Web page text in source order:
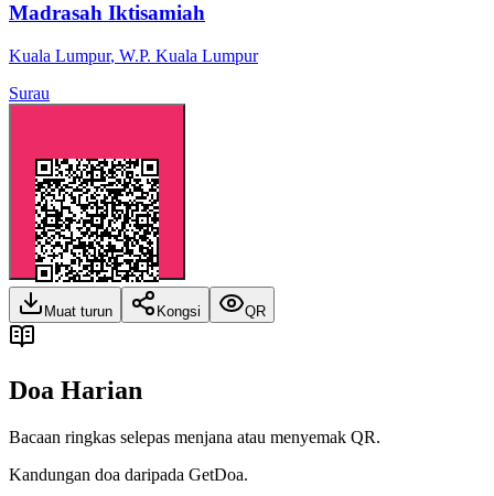
Madrasah Iktisamiah
Kuala Lumpur, W.P. Kuala Lumpur
Surau
Muat turun Kongsi QR
Doa Harian
Bacaan ringkas selepas menjana atau menyemak QR.
Kandungan doa daripada GetDoa.